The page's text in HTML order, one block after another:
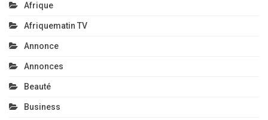
Afrique
Afriquematin TV
Annonce
Annonces
Beauté
Business